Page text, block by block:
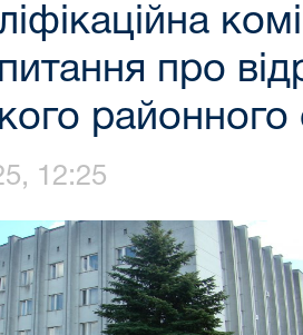
про
районного
12:25